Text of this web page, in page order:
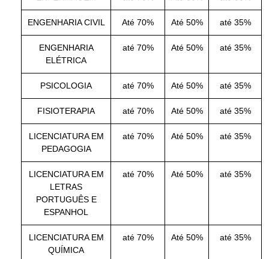
ENGENHARIA CIVIL Até 70% Até 50% até 35%
ENGENHARIA
ELÉTRICA
até 70% Até 50% até 35%
PSICOLOGIA até 70% Até 50% até 35%
FISIOTERAPIA até 70% Até 50% até 35%
LICENCIATURA EM
PEDAGOGIA
até 70% Até 50% até 35%
LICENCIATURA EM
LETRAS
PORTUGUÊS E
ESPANHOL
até 70% Até 50% até 35%
LICENCIATURA EM
QUÍMICA
até 70% Até 50% até 35%